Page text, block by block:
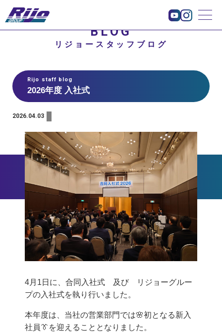
BLOG
リジョースタッフブログ
Rijo staff blog
2026年度 入社式
2026.04.03
4月1日に、合同入社式 及び リジョーグルー
プの入社式を執り行いました。
本年度は、当社の営業部門では🌸初となる新入
社員👔を迎えることとなりました。